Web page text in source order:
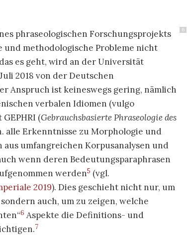
6
phraseologischen Forschungsprojekts
methodologische Probleme nicht
es geht, wird an der Universität
2018 von der Deutschen
Anspruch ist keineswegs gering, nämlich
verbalen Idiomen (vulgo
(Gebrauchsbasierte Phraseologie des
alle Erkenntnisse zu Morphologie und
umfangreichen Korpusanalysen und
wenn deren Bedeutungsparaphrasen
werden5 (vgl.
2019). Dies geschieht nicht nur, um
auch, um zu zeigen, welche
6 Aspekte die Definitions- und
7